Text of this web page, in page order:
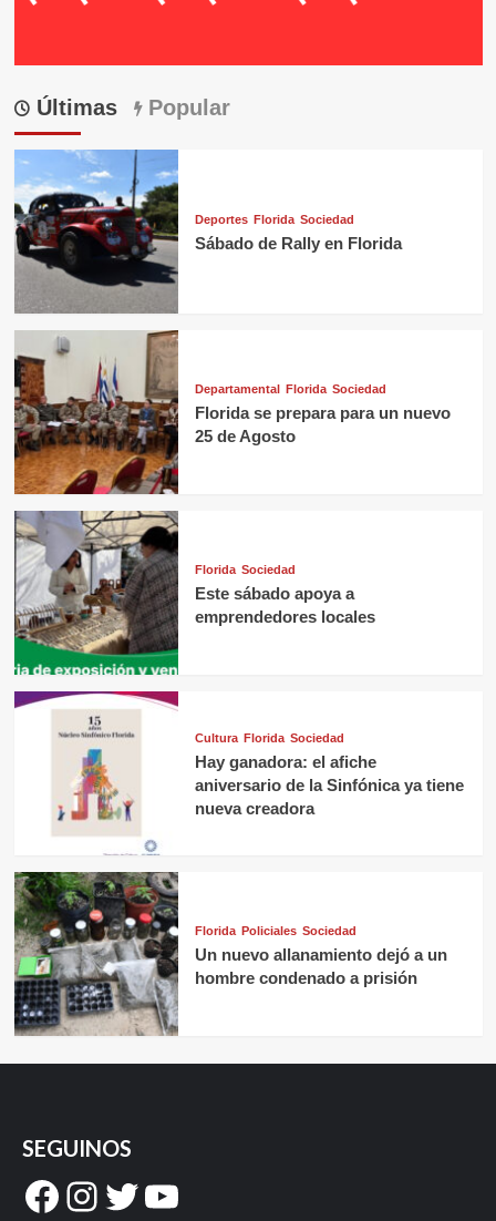
Últimas Popular
Deportes Florida Sociedad
Sábado de Rally en Florida
Departamental Florida Sociedad
Florida se prepara para un nuevo
25 de Agosto
Florida Sociedad
Este sábado apoya a
emprendedores locales
Cultura Florida Sociedad
Hay ganadora: el afiche
aniversario de la Sinfónica ya tiene
nueva creadora
Florida Policiales Sociedad
Un nuevo allanamiento dejó a un
hombre condenado a prisión
SEGUINOS
Facebook
Instagram
Twitter
YouTube